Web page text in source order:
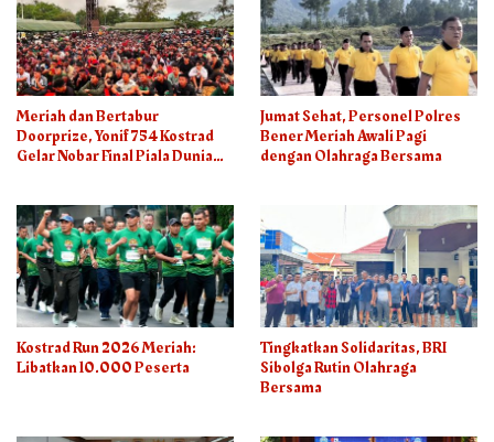
Meriah dan Bertabur
Doorprize, Yonif 754 Kostrad
Gelar Nobar Final Piala Dunia
Jumat Sehat, Personel Polres
Bener Meriah Awali Pagi
dengan Olahraga Bersama
Kostrad Run 2026 Meriah:
Libatkan 10.000 Peserta
Tingkatkan Solidaritas, BRI
Sibolga Rutin Olahraga
Bersama